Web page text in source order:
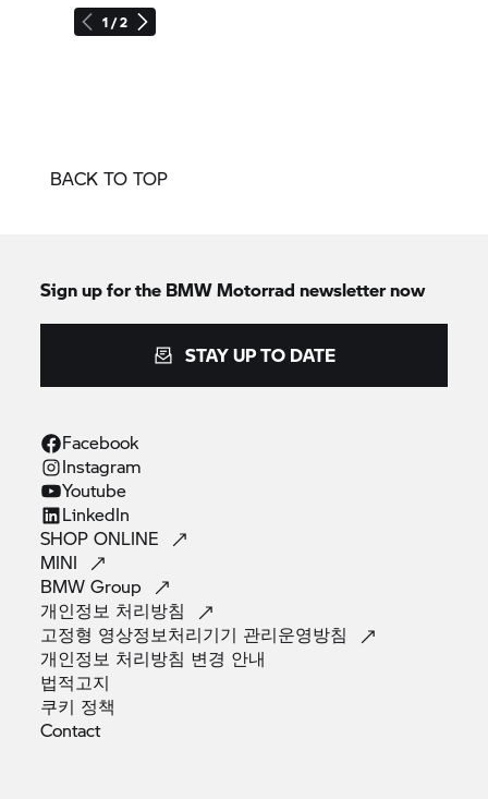
1 / 2
BACK TO TOP
Sign up for the BMW Motorrad newsletter now
STAY UP TO DATE
Facebook
Instagram
Youtube
LinkedIn
SHOPONLINE
MINI
BMWGroup
개인정보 처리방침
고정형 영상정보처리기기 관리운영방침
개인정보 처리방침 변경 안내
법적고지
쿠키 정책
Contact